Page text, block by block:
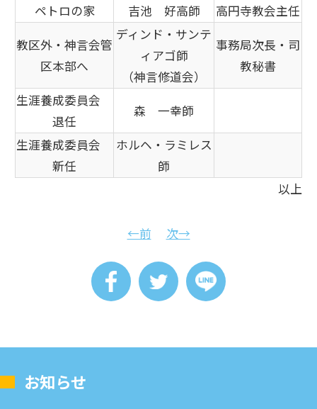
ペトロの家
吉池 好高師
高円寺教会主任
教区外・神言会管
区本部へ
ディンド・サンテ
ィアゴ師
（神言修道会）
事務局次長・司
教秘書
生涯養成委員会
退任
森 一幸師
生涯養成委員会
新任
ホルヘ・ラミレス
師
以上
←前 次→
お知らせ